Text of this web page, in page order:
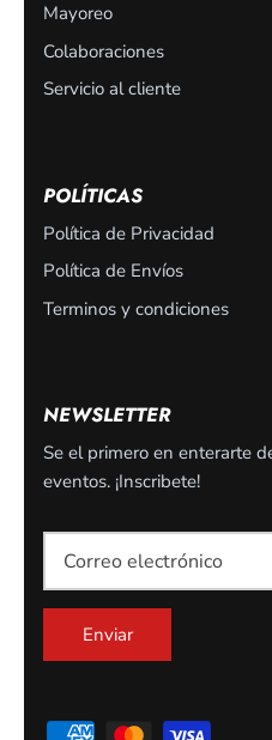
Mayoreo
Colaboraciones
Servicio al cliente
POLÍTICAS
Política de Privacidad
Política de Envíos
Terminos y condiciones
NEWSLETTER
Se el primero en enterarte
eventos. ¡Inscribete!
Enviar
Suscribete para ser el